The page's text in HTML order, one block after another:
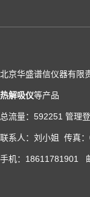
北京华盛谱信仪器有限
热解吸仪等产品
总流量：592251 管理
联系人：刘小姐 传真
手机：18611781901